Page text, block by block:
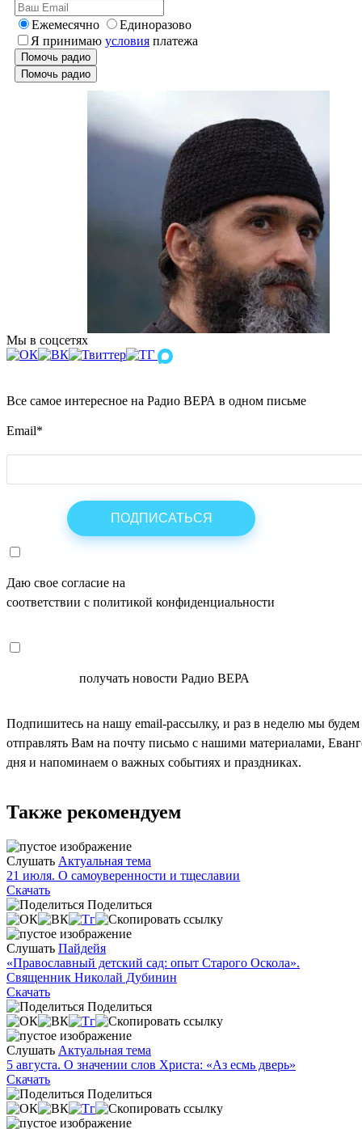
Ежемесячно
Единоразово
Я принимаю условия платежа
Помочь радио
Помочь радио
Мы в соцсетях
Все самое интересное на Радио ВЕРА в одном письме
Email*
Даю свое согласие на
соответствии с политикой конфиденциальности
получать новости Радио ВЕРА
Подпишитесь на нашу email-рассылку, и раз в неделю мы будем
отправлять Вам на почту письмо с нашими материалами,
дня и напоминаем о важных событиях и праздниках.
Также рекомендуем
Слушать Актуальная тема
21 июля. О самоуверенности и тщеславии
Скачать
Поделиться
Слушать Пайдейя
«Православный детский сад: опыт Старого Оскола».
Священник Николай Дубинин
Скачать
Поделиться
Слушать Актуальная тема
5 августа. О значении слов Христа: «Аз есмь дверь»
Скачать
Поделиться